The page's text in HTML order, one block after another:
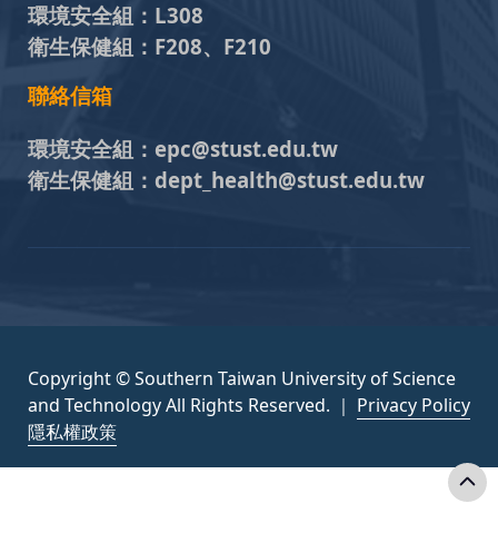
環境安全組： L308
衛生保健組： F208、F210
聯絡信箱
環境安全組： epc@stust.edu.tw
衛生保健組： dept_health@stust.edu.tw
Copyright © Southern Taiwan University of Science
and Technology All Rights Reserved. ｜ Privacy Policy
隱私權政策